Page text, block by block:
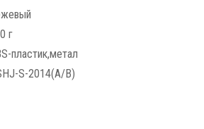
г
пластик,метал
S-2014(A/B)